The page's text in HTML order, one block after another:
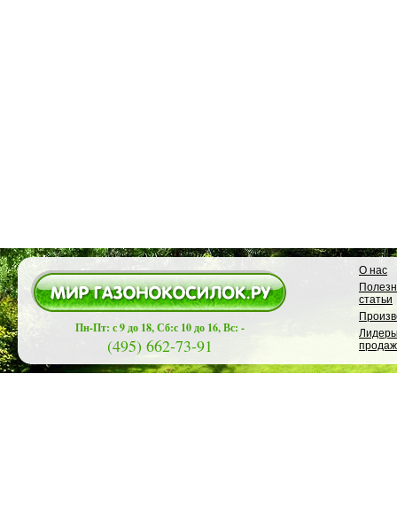
Пн-Пт: с 9 до 18, Сб:с 10 до 16, Вс: -
(495) 662-73-91
О нас
статьи
продаж